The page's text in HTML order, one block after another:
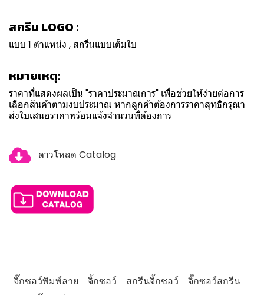
สกรีน LOGO :
แบบ 1 ตำแหน่ง , สกรีนแบบเต็มใบ
หมายเหตุ:
ราคาที่แสดงผลเป็น "ราคาประมาณการ" เพื่อช่วยให้ง่ายต่อการ
เลือกสินค้าตามงบประมาณ หากลูกค้าต้องการราคาสุทธิกรุณา
ส่งใบเสนอราคาพร้อมแจ้งจำนวนที่ต้องการ
ดาวโหลด Catalog
จิ๊กซอว์พิมพ์ลาย จิ้กซอว์ สกรีนจิ้กซอว์
จิ๊กซอว์สกรีน